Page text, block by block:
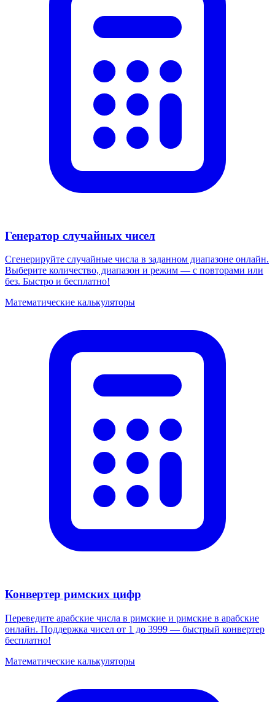
Генератор случайных чисел
Сгенерируйте случайные числа в заданном диапазоне онлайн.
Выберите количество, диапазон и режим — с повторами или
без. Быстро и бесплатно!
Математические калькуляторы
Конвертер римских цифр
Переведите арабские числа в римские и римские в арабские
онлайн. Поддержка чисел от 1 до 3999 — быстрый конвертер
бесплатно!
Математические калькуляторы